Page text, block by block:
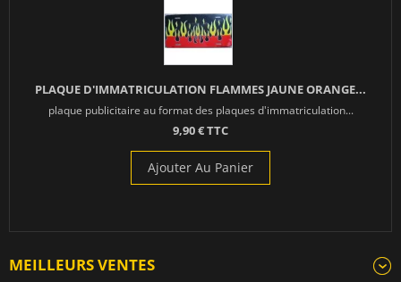
PLAQUE D'IMMATRICULATION FLAMMES JAUNE ORANGE...
plaque publicitaire au format des plaques d'immatriculation...
9,90 € TTC
Ajouter Au Panier
MEILLEURS VENTES